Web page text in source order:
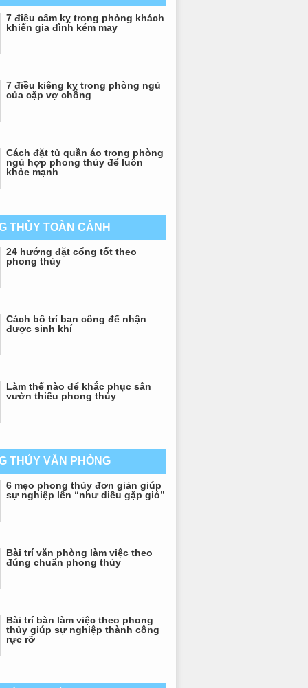
7 điều cấm kỵ trong phòng khách
khiến gia đình kém may
7 điều kiêng kỵ trong phòng ngủ
của cặp vợ chồng
Cách đặt tủ quần áo trong phòng
ngủ hợp phong thủy để luôn
khỏe mạnh
THỦY TOÀN CẢNH
24 hướng đặt cổng tốt theo
phong thủy
Cách bố trí ban công để nhận
được sinh khí
Làm thế nào để khắc phục sân
vườn thiếu phong thủy
THỦY VĂN PHÒNG
6 mẹo phong thủy đơn giản giúp
sự nghiệp lên “như diều gặp gió”
Bài trí văn phòng làm việc theo
đúng chuẩn phong thủy
Bài trí bàn làm việc theo phong
thủy giúp sự nghiệp thành công
rực rỡ